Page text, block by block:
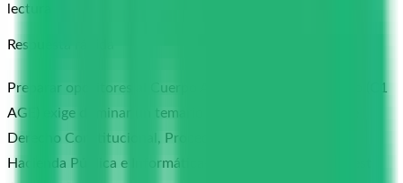
lectura
Respuesta rápida
Preparar opositores al Cuerpo Administrativo del Estado (C1
AGE) exige dominar un temario amplio —45 temas entre
Derecho Constitucional, Procedimiento Administrativo,
Hacienda Pública e Informática— con un examen tipo test